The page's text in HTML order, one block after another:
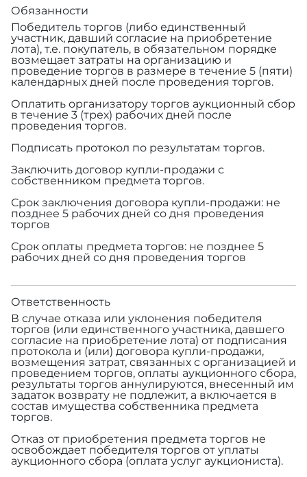
Обязанности
Победитель торгов (либо единственный
участник, давший согласие на приобретение
лота), т.е. покупатель, в обязательном порядке
возмещает затраты на организацию и
проведение торгов в размере в течение 5 (пяти)
календарных дней после проведения торгов.
Оплатить организатору торгов аукционный сбор
в течение 3 (трех) рабочих дней после
проведения торгов.
Подписать протокол по результатам торгов.
Заключить договор купли-продажи с
собственником предмета торгов.
Срок заключения договора купли-продажи: не
позднее 5 рабочих дней со дня проведения
торгов
Срок оплаты предмета торгов: не позднее 5
рабочих дней со дня проведения торгов
Ответственность
В случае отказа или уклонения победителя
торгов (или единственного участника, давшего
согласие на приобретение лота) от подписания
протокола и (или) договора купли-продажи,
возмещения затрат, связанных с организацией и
проведением торгов, оплаты аукционного сбора,
результаты торгов аннулируются, внесенный им
задаток возврату не подлежит, а включается в
состав имущества собственника предмета
торгов.
Отказ от приобретения предмета торгов не
освобождает победителя торгов от уплаты
аукционного сбора (оплата услуг аукциониста).